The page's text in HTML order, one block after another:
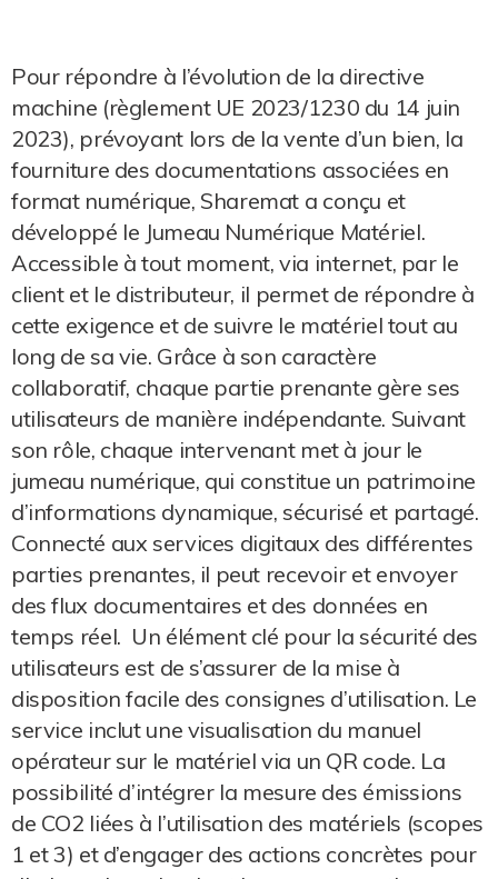
Pour répondre à l’évolution de la directive
machine (règlement UE 2023/1230 du 14 juin
2023), prévoyant lors de la vente d’un bien, la
fourniture des documentations associées en
format numérique, Sharemat a conçu et
développé le Jumeau Numérique Matériel.
Accessible à tout moment, via internet, par le
client et le distributeur, il permet de répondre à
cette exigence et de suivre le matériel tout au
long de sa vie. Grâce à son caractère
collaboratif, chaque partie prenante gère ses
utilisateurs de manière indépendante. Suivant
son rôle, chaque intervenant met à jour le
jumeau numérique, qui constitue un patrimoine
d’informations dynamique, sécurisé et partagé.
Connecté aux services digitaux des différentes
parties prenantes, il peut recevoir et envoyer
des flux documentaires et des données en
temps réel. Un élément clé pour la sécurité des
utilisateurs est de s’assurer de la mise à
disposition facile des consignes d’utilisation. Le
service inclut une visualisation du manuel
opérateur sur le matériel via un QR code. La
possibilité d’intégrer la mesure des émissions
de CO2 liées à l’utilisation des matériels (scopes
1 et 3) et d’engager des actions concrètes pour